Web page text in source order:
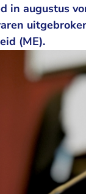
in augustus
(ME).